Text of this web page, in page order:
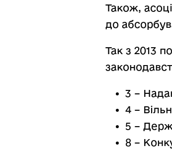
Також,
до
Так з 2013
3 –
4 –
5 –
8 –